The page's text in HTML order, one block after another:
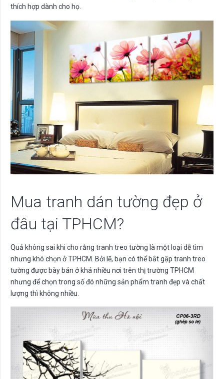
thích hợp dành cho họ.
Mua tranh dán tường đẹp ở
đâu tại TPHCM?
Quả không sai khi cho rằng tranh treo tường là một loại dễ tìm
nhưng khó chọn ở TPHCM. Bởi lẽ, bạn có thể bắt gặp tranh treo
tường được bày bán ở khá nhiều nơi trên thị trường TPHCM
nhưng để chọn trong số đó những sản phẩm tranh đẹp và chất
lượng thì không nhiều.